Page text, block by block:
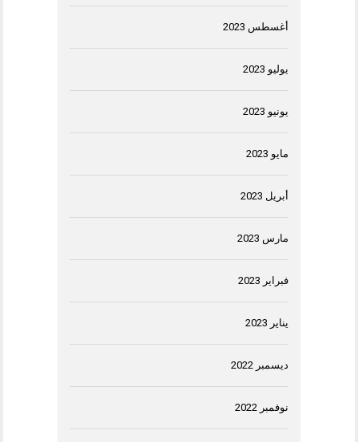
أغسطس 2023
يوليو 2023
يونيو 2023
مايو 2023
أبريل 2023
مارس 2023
فبراير 2023
يناير 2023
ديسمبر 2022
نوفمبر 2022